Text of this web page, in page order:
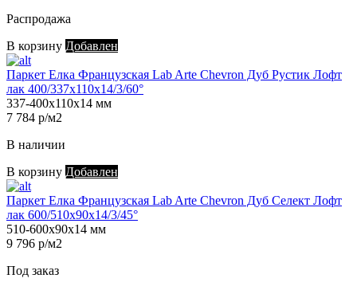
Распродажа
В корзину Добавлен
Паркет Елка Французская Lab Arte Chevron Дуб Рустик Лофт
лак 400/337х110х14/3/60°
337-400х110х14 мм
7 784 р/м2
В наличии
В корзину Добавлен
Паркет Елка Французская Lab Arte Chevron Дуб Селект Лофт
лак 600/510х90х14/3/45°
510-600х90х14 мм
9 796 р/м2
Под заказ